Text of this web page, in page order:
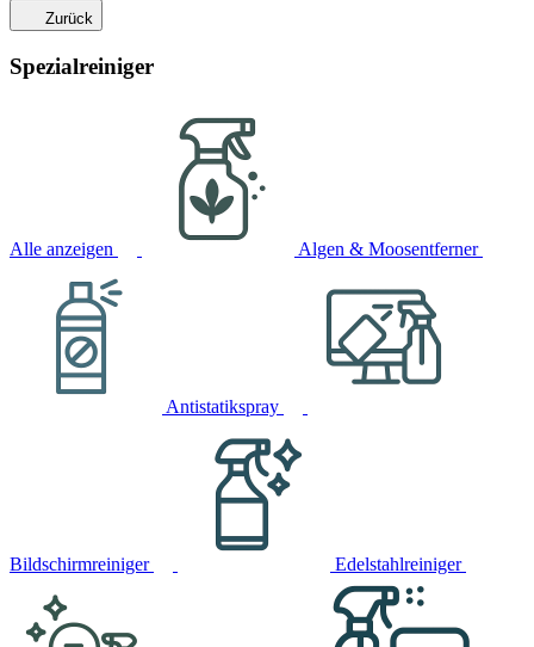
Zurück
Spezialreiniger
Alle anzeigen Algen & Moosentferner
Antistatikspray
Bildschirmreiniger Edelstahlreiniger